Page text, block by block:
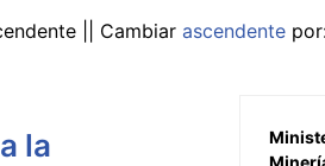
|| Cambiar ascendente
la